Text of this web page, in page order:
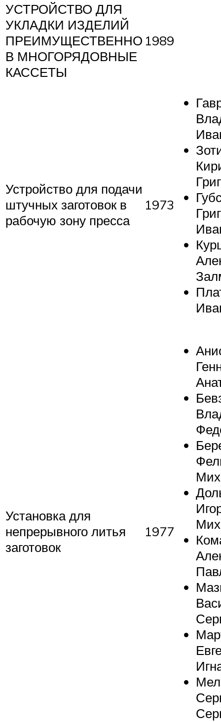
УСТРОЙСТВО ДЛЯ
УКЛАДКИ ИЗДЕЛИЙ
ПРЕИМУЩЕСТВЕННО
В МНОГОРЯДОВНЫЕ
КАССЕТЫ
1989
Устройство для подачи
штучных заготовок в
рабочую зону пресса
1973
Установка для
непрерывного литья
заготовок
1977